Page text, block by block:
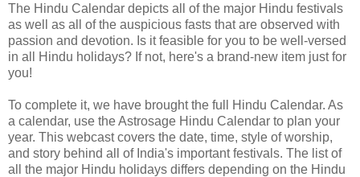
The Hindu Calendar depicts all of the major Hindu festivals
as well as all of the auspicious fasts that are observed with
passion and devotion. Is it feasible for you to be well-versed
in all Hindu holidays? If not, here's a brand-new item just for
you!
To complete it, we have brought the full Hindu Calendar. As
a calendar, use the Astrosage Hindu Calendar to plan your
year. This webcast covers the date, time, style of worship,
and story behind all of India's important festivals. The list of
all the major Hindu holidays differs depending on the Hindu